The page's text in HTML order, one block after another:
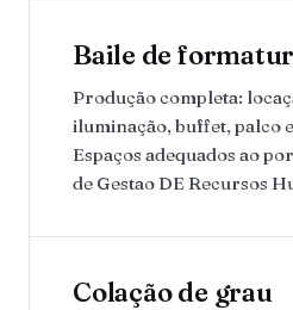
Baile de
Produção completa:
iluminação, buffet, palco
Espaços adequados ao
de Gestao DE Recursos
Colação de grau